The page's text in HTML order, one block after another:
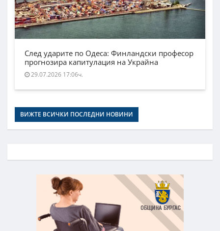
След ударите по Одеса: Финландски професор
прогнозира капитулация на Украйна
29.07.2026 17:06ч.
ВИЖТЕ ВСИЧКИ ПОСЛЕДНИ НОВИНИ